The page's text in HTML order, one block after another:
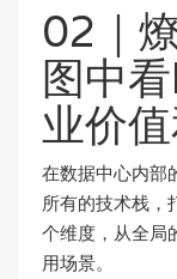
02｜
图中
业价
在数据中心内部
所有的技术栈，
个维度，从全局
用场景。